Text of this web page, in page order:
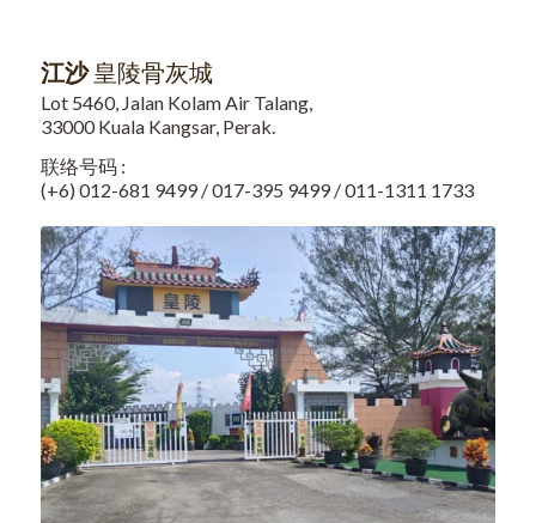
江沙皇陵骨灰城
Lot 5460, Jalan Kolam Air Talang,
33000 Kuala Kangsar, Perak.
联络号码 :
(+6) 012-681 9499 / 017-395 9499 / 011-1311 1733